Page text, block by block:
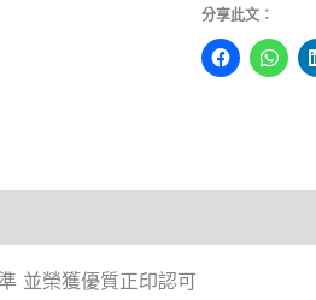
分享此文：
並榮獲優質正印認可